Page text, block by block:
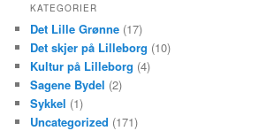
KATEGORIER
Det Lille Grønne (17)
Det skjer på Lilleborg (10)
Kultur på Lilleborg (4)
Sagene Bydel (2)
Sykkel (1)
Uncategorized (171)